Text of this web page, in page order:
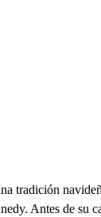
tradición
Antes de su